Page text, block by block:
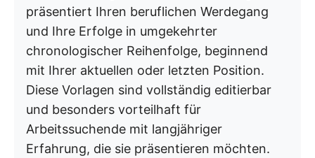
präsentiert Ihren beruflichen Werdegang
und Ihre Erfolge in umgekehrter
chronologischer Reihenfolge, beginnend
mit Ihrer aktuellen oder letzten Position.
Diese Vorlagen sind vollständig editierbar
und besonders vorteilhaft für
Arbeitssuchende mit langjähriger
Erfahrung, die sie präsentieren möchten.